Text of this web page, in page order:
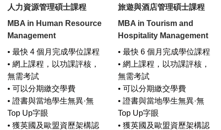
人力資源管理碩士課程
MBA in Human Resource
Management
• 最快 4 個月完成學位課程
• 網上課程，以功課評核，
無需考試
• 可以分期繳交學費
• 證書與當地學生無異·無
Top Up字眼
• 獲英國及歐盟資歷架構認
旅遊與酒店管理碩士課程
MBA in Tourism and
Hospitality Management
• 最快 6 個月完成學位課程
• 網上課程，以功課評核，
無需考試
• 可以分期繳交學費
• 證書與當地學生無異·無
Top Up字眼
• 獲英國及歐盟資歷架構認